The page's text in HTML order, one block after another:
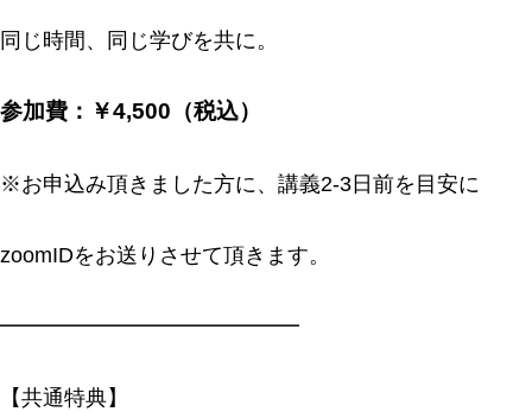
同じ時間、同じ学びを共に。
参加費：￥4,500（税込）
※お申込み頂きました方に、講義2-3日前を目安に
zoomIDをお送りさせて頂きます。
━━━━━━━━━━━━━━
【共通特典】